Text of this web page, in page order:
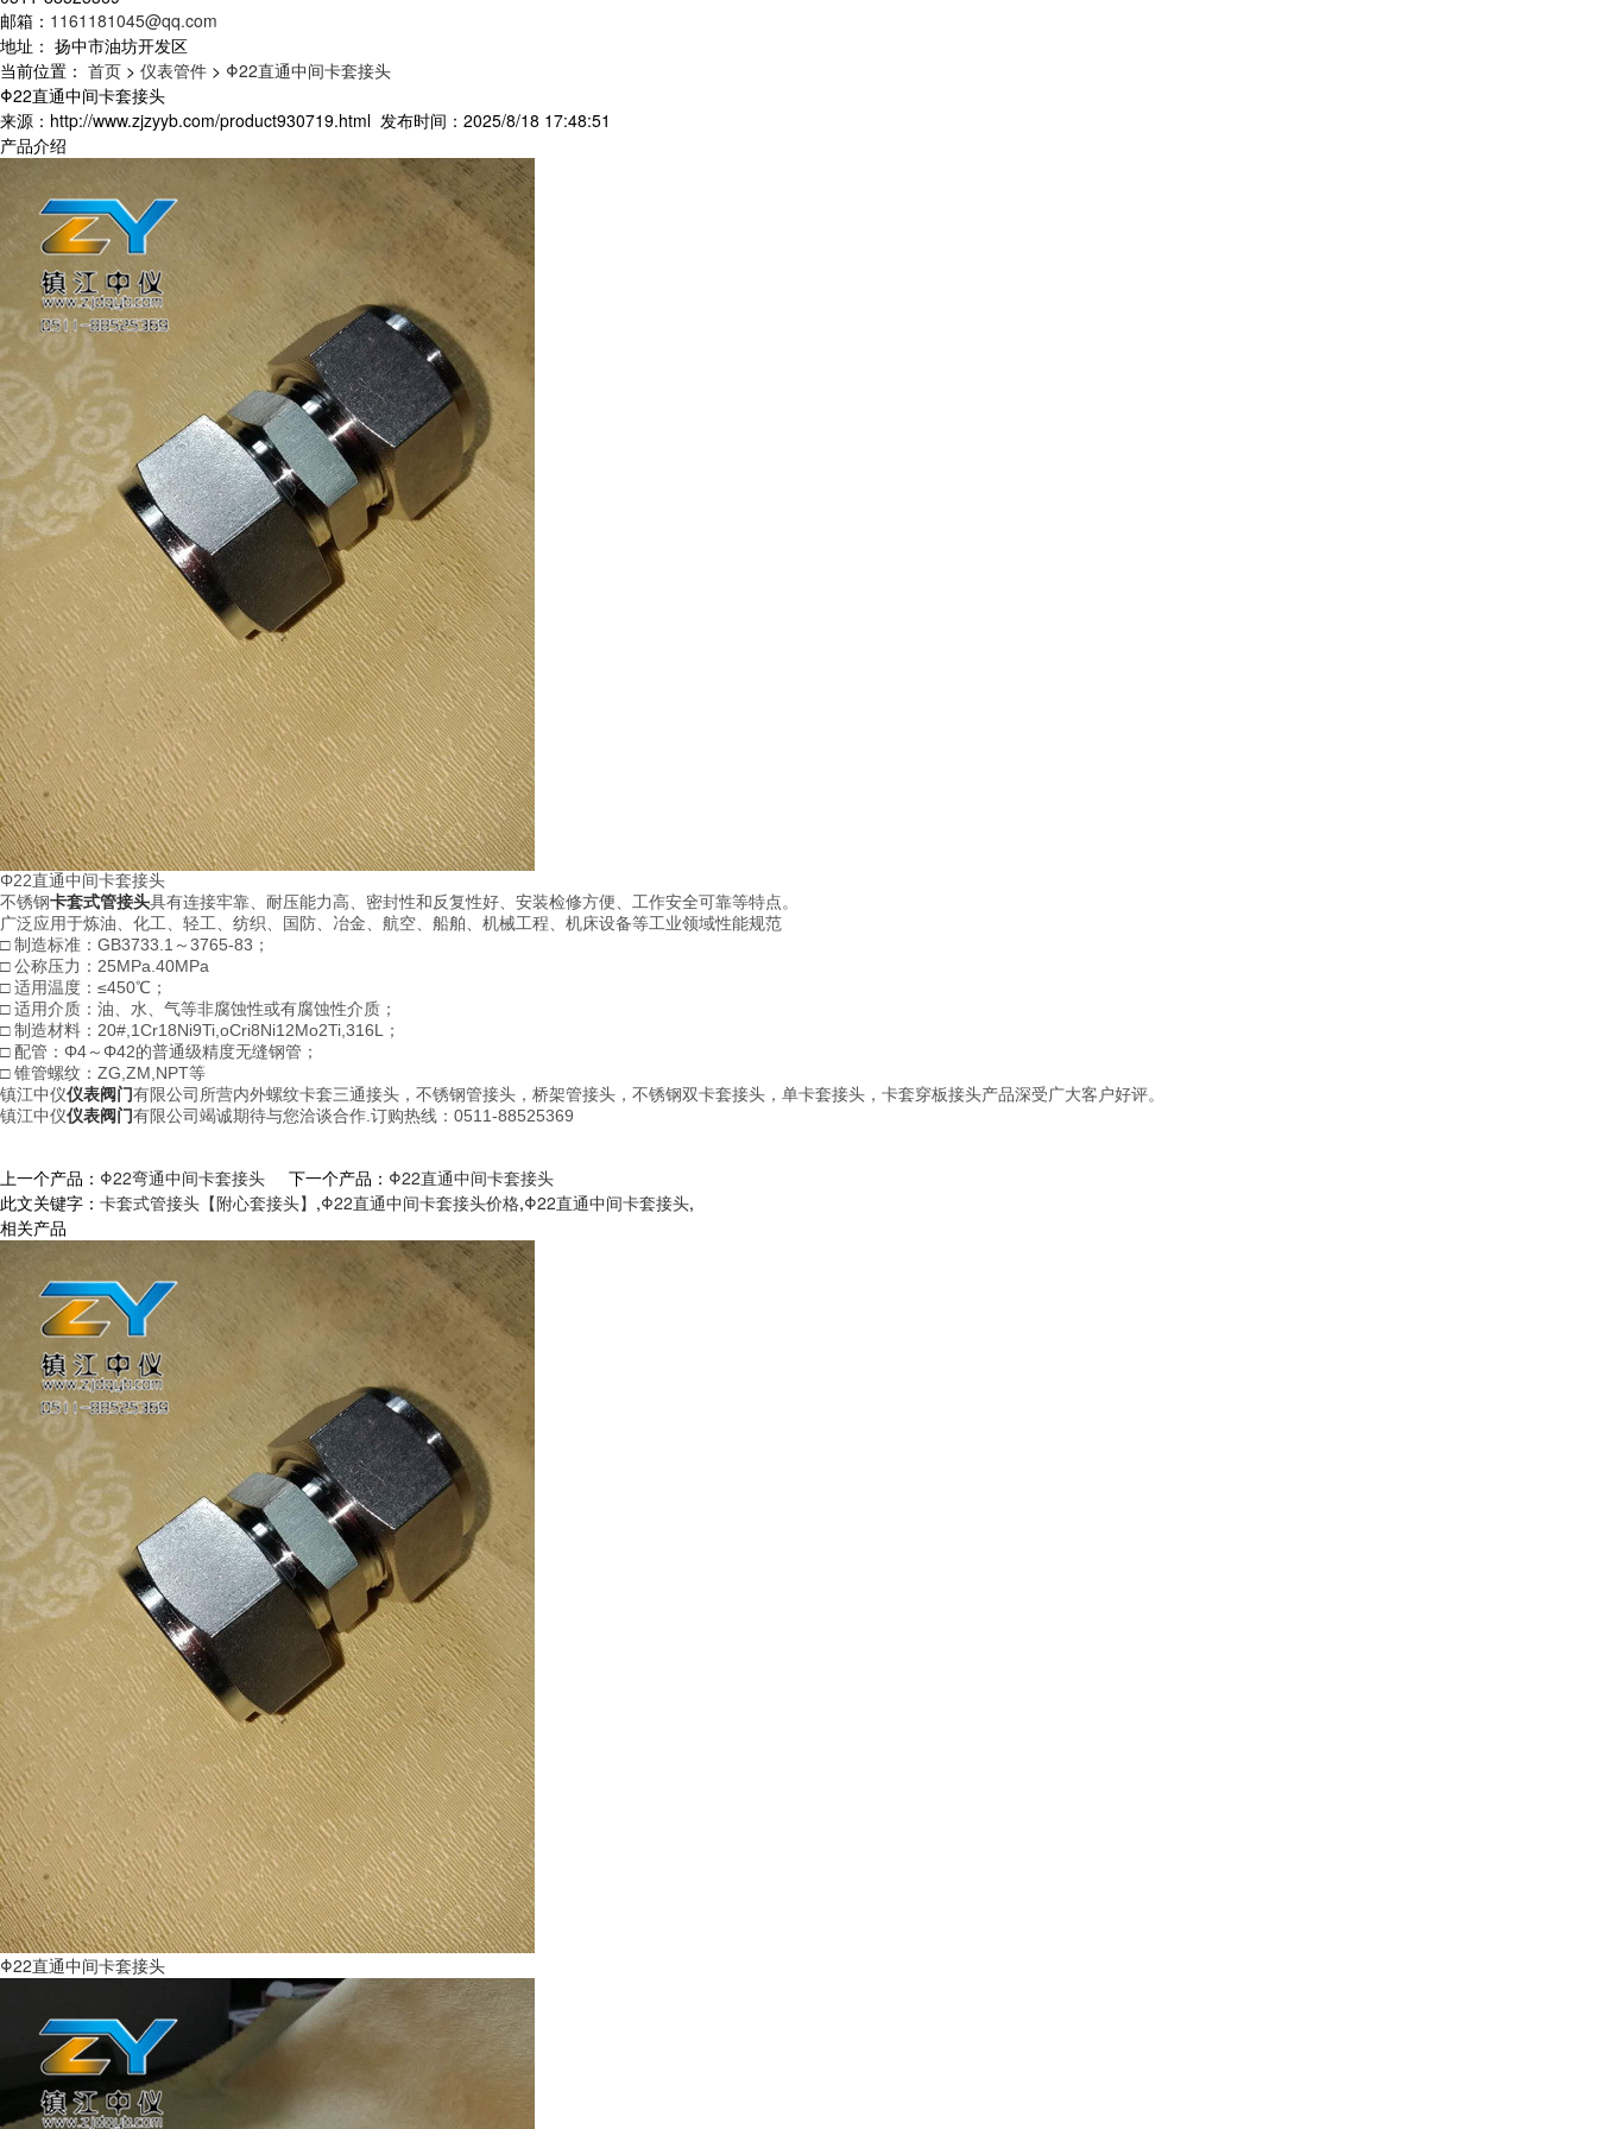
邮箱： 1161181045@qq.com
地址： 扬中市油坊开发区
当前位置： 首页 > 仪表管件 > Φ22直通中间卡套接头
Φ22直通中间卡套接头
来源：http://www.zjzyyb.com/product930719.html 发布时间：2025/8/18 17:48:51
产品介绍
Φ22直通中间卡套接头
不锈钢卡套式管接头具有连接牢靠、耐压能力高、密封性和反复性好、安装检修方便、工作安全可靠等特点。
广泛应用于炼油、化工、轻工、纺织、国防、冶金、航空、船舶、机械工程、机床设备等工业领域性能规范
□ 制造标准：GB3733.1～3765-83；
□ 公称压力：25MPa.40MPa
□ 适用温度：≤450℃；
□ 适用介质：油、水、气等非腐蚀性或有腐蚀性介质；
□ 制造材料：20#,1Cr18Ni9Ti,oCri8Ni12Mo2Ti,316L；
□ 配管：Φ4～Φ42的普通级精度无缝钢管；
□ 锥管螺纹：ZG,ZM,NPT等
镇江中仪仪表阀门有限公司所营内外螺纹卡套三通接头，不锈钢管接头，桥架管接头，不锈钢双卡套接头，单卡套接头，卡套穿板接头产品深受广大客户好评。
镇江中仪仪表阀门有限公司竭诚期待与您洽谈合作.订购热线：0511-88525369
上一个产品： Φ22弯通中间卡套接头 下一个产品： Φ22直通中间卡套接头
此文关键字： 卡套式管接头【附心套接头】 ,Φ22直通中间卡套接头价格,Φ22直通中间卡套接头,
相关产品
Φ22直通中间卡套接头